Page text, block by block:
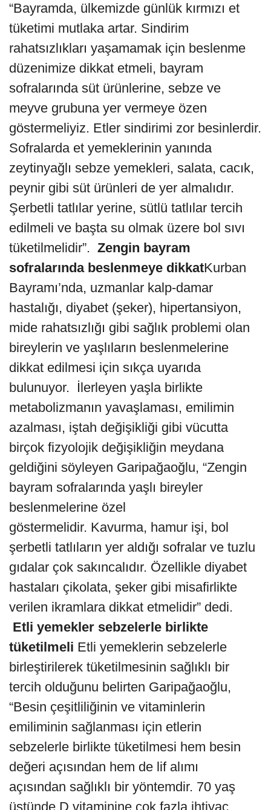
“Bayramda, ülkemizde günlük kırmızı et
tüketimi mutlaka artar. Sindirim
rahatsızlıkları yaşamamak için beslenme
düzenimize dikkat etmeli, bayram
sofralarında süt ürünlerine, sebze ve
meyve grubuna yer vermeye özen
göstermeliyiz. Etler sindirimi zor besinlerdir.
Sofralarda et yemeklerinin yanında
zeytinyağlı sebze yemekleri, salata, cacık,
peynir gibi süt ürünleri de yer almalıdır.
Şerbetli tatlılar yerine, sütlü tatlılar tercih
edilmeli ve başta su olmak üzere bol sıvı
tüketilmelidir”. Zengin bayram
sofralarında beslenmeye dikkatKurban
Bayramı’nda, uzmanlar kalp-damar
hastalığı, diyabet (şeker), hipertansiyon,
mide rahatsızlığı gibi sağlık problemi olan
bireylerin ve yaşlıların beslenmelerine
dikkat edilmesi için sıkça uyarıda
bulunuyor. İlerleyen yaşla birlikte
metabolizmanın yavaşlaması, emilimin
azalması, iştah değişikliği gibi vücutta
birçok fizyolojik değişikliğin meydana
geldiğini söyleyen Garipağaoğlu, “Zengin
bayram sofralarında yaşlı bireyler
beslenmelerine özel
göstermelidir. Kavurma, hamur işi, bol
şerbetli tatlıların yer aldığı sofralar ve tuzlu
gıdalar çok sakıncalıdır. Özellikle diyabet
hastaları çikolata, şeker gibi misafirlikte
verilen ikramlara dikkat etmelidir” dedi.
Etli yemekler sebzelerle birlikte
tüketilmeli Etli yemeklerin sebzelerle
birleştirilerek tüketilmesinin sağlıklı bir
tercih olduğunu belirten Garipağaoğlu,
“Besin çeşitliliğinin ve vitaminlerin
emiliminin sağlanması için etlerin
sebzelerle birlikte tüketilmesi hem besin
değeri açısından hem de lif alımı
açısından sağlıklı bir yöntemdir. 70 yaş
üstünde D vitaminine çok fazla ihtiyaç